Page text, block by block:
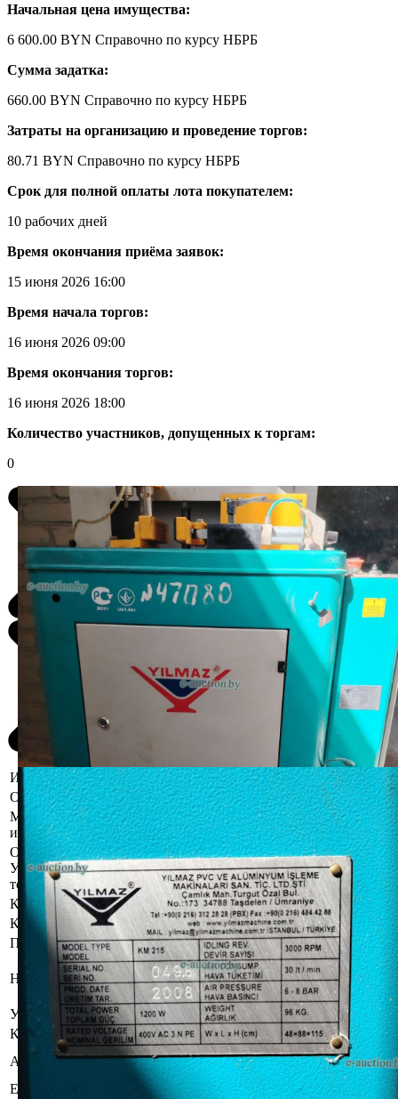
Начальная цена имущества:
6 600.00 BYN Справочно по курсу НБРБ
Сумма задатка:
660.00 BYN Справочно по курсу НБРБ
Затраты на организацию и проведение торгов:
80.71 BYN Справочно по курсу НБРБ
Срок для полной оплаты лота покупателем:
10 рабочих дней
Время окончания приёма заявок:
15 июня 2026 16:00
Время начала торгов:
16 июня 2026 09:00
Время окончания торгов:
16 июня 2026 18:00
Количество участников, допущенных к торгам:
0
Информация о предмете торгов
Описание имущества
Цена указана с НДС.
Местоположение
имущества
Гродненская область, Лидский р-н,
г. Лида, пр. Победы, 168 В
Осмотр объекта
Участник электронных торгов обязан до начала электронных
торгов осмотреть предмет торгов ( п.2.4.3 Регламента)
Контактное лицо
Заказчик электронных торгов
Контакты
+375298322204
Продавец имущества
Наименование
Общество с ограниченной
ответственностью "Лайнберг-
Групп"
УНП
591363124
Контакты
+375298322204
Адрес
Гродненская область, г. Лида ул.
Качана, 15 оф.33
Email
Alex2006car@mail.ru